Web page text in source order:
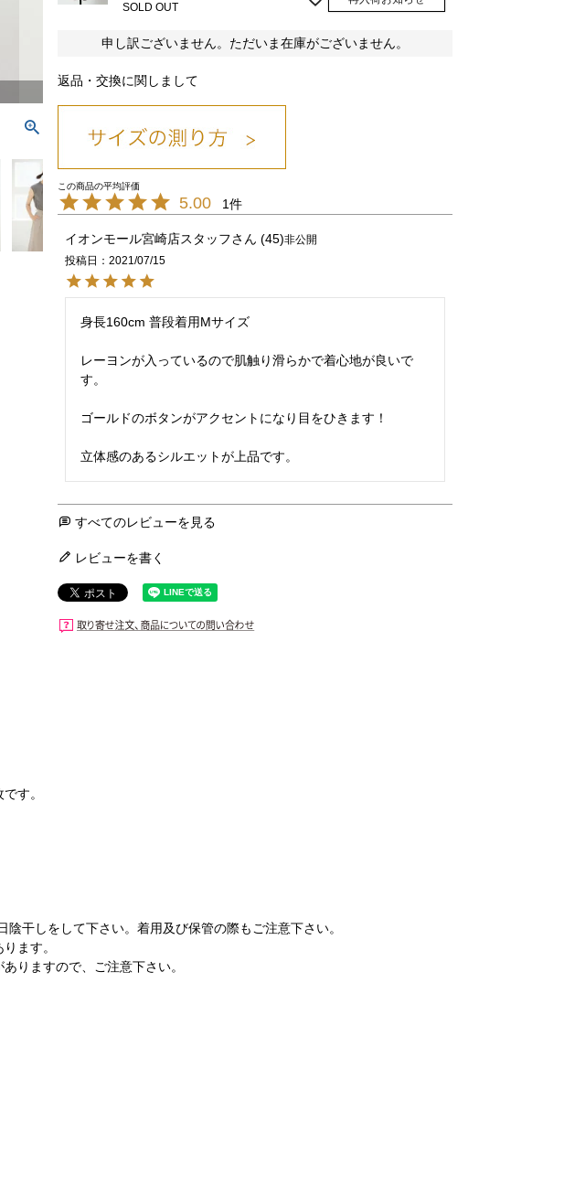
クロ/02
SOLD OUT
申し訳ございません。ただいま在庫がございません。
返品・交換に関しまして
5.00 1
イオンモール宮崎店スタッフ 45 非公開
投稿日
2021/07/15
身長160cm 普段着用Mサイズ
レーヨンが入っているので肌触り滑らかで着心地が良いで
す。
ゴールドのボタンがアクセントになり目をひきます！
立体感のあるシルエットが上品です。
すべてのレビューを見る
レビューを書く
す。
干しをして下さい。着用及び保管の際もご注意下さい。
ます。
りますので、ご注意下さい。